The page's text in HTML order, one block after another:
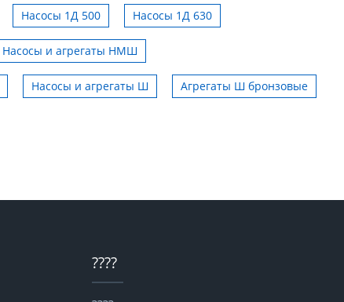
Насосы 1Д 500 Насосы 1Д 630
Насосы и агрегаты НМШ
Насосы и агрегаты Ш Агрегаты Ш бронзовые
????